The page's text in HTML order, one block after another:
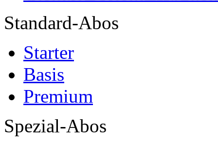
Standard-Abos
Starter
Basis
Premium
Spezial-Abos